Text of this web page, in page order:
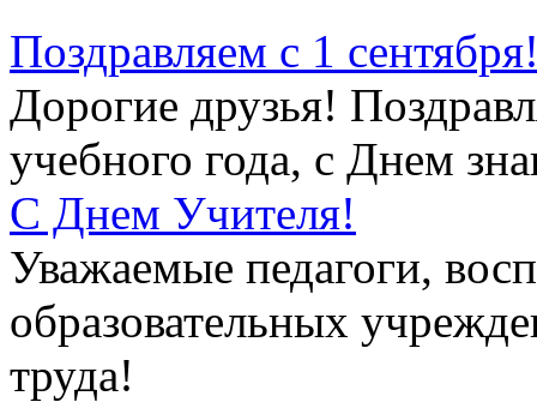
Поздравляем с 1
Дорогие друзья!
учебного года, с Днем
С Днем Учителя!
Уважаемые педагоги,
образовательных
труда!